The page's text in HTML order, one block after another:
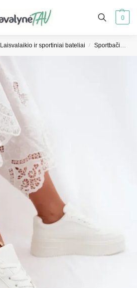
0
Laisvalaikio ir sportiniai bateliai / Sportbačiai moterims